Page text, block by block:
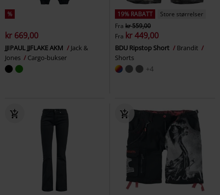
%
kr 669,00
JJIPAUL JJFLAKE AKM
Jack &
Jones
Cargo-bukser
19% RABATT
Store størrelser
Fra kr 559,00
Fra kr 449,00
BDU Ripstop Short
Brandit
Shorts
+4